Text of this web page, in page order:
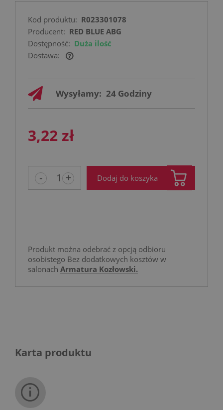
Kod produktu: R023301078
Producent: RED BLUE ABG
Dostępność: Duża ilość
Dostawa:
Cena nie zawiera ewentualnych kosztów
Wysyłamy: 24 Godziny
3,22 zł
- + Dodaj do koszyka
Produkt można odebrać z opcją odbioru
osobistego Bez dodatkowych kosztów w
salonach Armatura Kozłowski.
Karta produktu